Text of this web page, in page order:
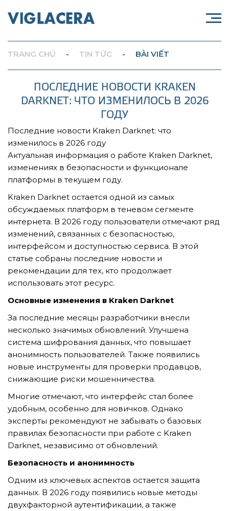
TẢI E-BROCHURE
TƯ VẤN MIỄN PHÍ VỀ SẢN PHẨM
Thành phố...
GỬI YÊU CẦU
TRANG CHỦ - TIN TỨC - BÀI VIẾT
ПОСЛЕДНИЕ НОВОСТИ KRAKEN
DARKNET: ЧТО ИЗМЕНИЛОСЬ В 2026
ГОДУ
Последние новости Kraken Darknet: что
изменилось в 2026 году
Актуальная информация о работе Kraken Darknet,
изменениях в безопасности и функционале
платформы в текущем году.
Kraken Darknet остается одной из самых
обсуждаемых платформ в теневом сегменте
интернета. В 2026 году пользователи отмечают ряд
изменений, связанных с безопасностью,
интерфейсом и доступностью сервиса. В этой
статье собраны последние новости и
рекомендации для тех, кто продолжает
использовать этот ресурс.
Основные изменения в Kraken Darknet
За последние месяцы разработчики внесли
несколько значимых обновлений. Улучшена
система шифрования данных, что повышает
анонимность пользователей. Также появились
новые инструменты для проверки продавцов,
снижающие риски мошенничества.
Многие отмечают, что интерфейс стал более
удобным, особенно для новичков. Однако
эксперты рекомендуют не забывать о базовых
правилах безопасности при работе с Kraken
Darknet, независимо от обновлений.
Безопасность и анонимность
Одним из ключевых аспектов остается защита
данных. В 2026 году появились новые методы
двухфакторной аутентификации, а также